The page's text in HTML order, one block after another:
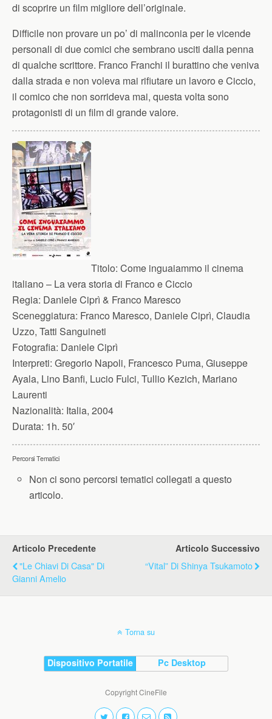
di scoprire un film migliore dell’originale.
Difficile non provare un po’ di malinconia per le vicende
personali di due comici che sembrano usciti dalla penna
di qualche scrittore. Franco Franchi il burattino che veniva
dalla strada e non voleva mai rifiutare un lavoro e Ciccio,
il comico che non sorrideva mai, questa volta sono
protagonisti di un film di grande valore.
Titolo: Come inguaiammo il cinema
italiano – La vera storia di Franco e Ciccio
Regia: Daniele Ciprì & Franco Maresco
Sceneggiatura: Franco Maresco, Daniele Ciprì, Claudia
Uzzo, Tatti Sanguineti
Fotografia: Daniele Ciprì
Interpreti: Gregorio Napoli, Francesco Puma, Giuseppe
Ayala, Lino Banfi, Lucio Fulci, Tullio Kezich, Mariano
Laurenti
Nazionalità: Italia, 2004
Durata: 1h. 50′
Percorsi Tematici
Non ci sono percorsi tematici collegati a questo
articolo.
Articolo Precedente
"Le Chiavi Di Casa" Di
Gianni Amelio
Articolo Successivo
“Vital” Di Shinya Tsukamoto
Torna su
Dispositivo Portatile Pc Desktop
Copyright CineFile